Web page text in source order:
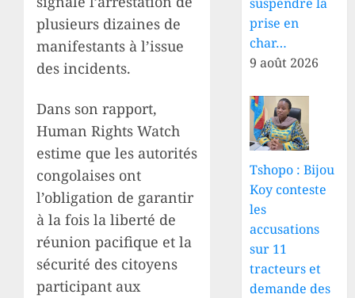
plusieurs dizaines de
manifestants à l’issue
des incidents.
Dans son rapport,
Human Rights Watch
estime que les autorités
congolaises ont
l’obligation de garantir
à la fois la liberté de
réunion pacifique et la
sécurité des citoyens
participant aux
prise en
char…
9 août 2026
Tshopo : Bijou
Koy conteste
les
accusations
sur 11
tracteurs et
demande des